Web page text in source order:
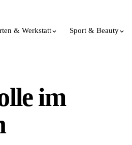
& Werkstatt Sport & Beauty
im